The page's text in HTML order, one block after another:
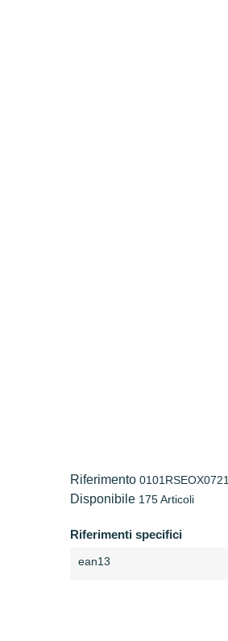
Riferimento 0101RSEOX0721
Disponibile 175 Articoli
Riferimenti specifici
ean13